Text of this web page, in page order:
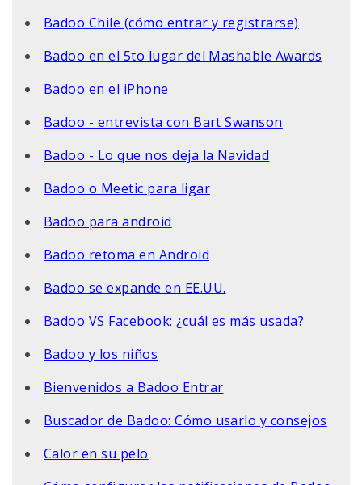
Badoo Chile (cómo entrar y registrarse)
Badoo en el 5to lugar del Mashable Awards
Badoo en el iPhone
Badoo - entrevista con Bart Swanson
Badoo - Lo que nos deja la Navidad
Badoo o Meetic para ligar
Badoo para android
Badoo retoma en Android
Badoo se expande en EE.UU.
Badoo VS Facebook: ¿cuál es más usada?
Badoo y los niños
Bienvenidos a Badoo Entrar
Buscador de Badoo: Cómo usarlo y consejos
Calor en su pelo